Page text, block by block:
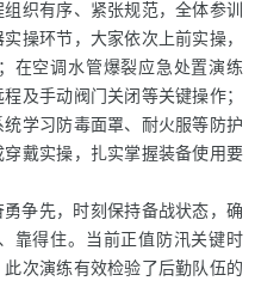
织有序、紧张规范，全体参训
操环节，大家依次上前实操，
在空调水管爆裂应急处置演练
及手动阀门关闭等关键操作；
学习防毒面罩、耐火服等防护
戴实操，扎实掌握装备使用要
争先，时刻保持备战状态，确
靠得住。当前正值防汛关键时
次演练有效检验了后勤队伍的